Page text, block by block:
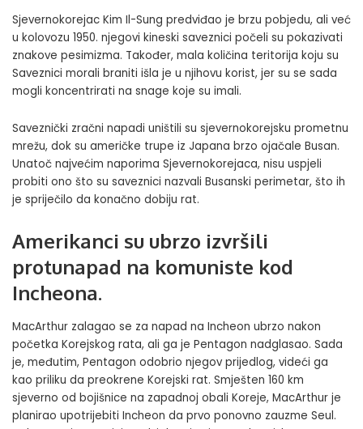
Sjevernokorejac Kim Il-Sung predviđao je brzu pobjedu, ali već
u kolovozu 1950. njegovi kineski saveznici počeli su pokazivati
znakove pesimizma. Također, mala količina teritorija koju su
Saveznici morali braniti išla je u njihovu korist, jer su se sada
mogli koncentrirati na snage koje su imali.
Saveznički zračni napadi uništili su sjevernokorejsku prometnu
mrežu, dok su američke trupe iz Japana brzo ojačale Busan.
Unatoč najvećim naporima Sjevernokorejaca, nisu uspjeli
probiti ono što su saveznici nazvali Busanski perimetar, što ih
je spriječilo da konačno dobiju rat.
Amerikanci su ubrzo izvršili
protunapad na komuniste kod
Incheona.
MacArthur zalagao se za napad na Incheon ubrzo nakon
početka Korejskog rata, ali ga je Pentagon nadglasao. Sada
je, međutim, Pentagon odobrio njegov prijedlog, videći ga
kao priliku da preokrene Korejski rat. Smješten 160 km
sjeverno od bojišnice na zapadnoj obali Koreje, MacArthur je
planirao upotrijebiti Incheon da prvo ponovno zauzme Seul.